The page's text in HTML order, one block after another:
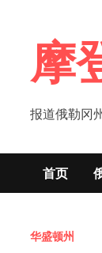
content摩
报道俄勒冈
首页
华盛顿州